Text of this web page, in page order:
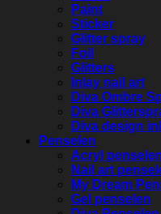
Paint
Sticker
Glitter spray
Foil
Glitters
Inlay nail art
Diva Ombre
Diva
Diva design
Penselen
Acryl
Nail art
My Dream
Gel penselen